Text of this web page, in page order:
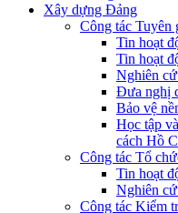
Xây dựng Đảng
Công tác Tuyên
Tin hoạt
Tin hoạt
Nghiên
Đưa nghị
Bảo vệ
Học tập
cách Hồ
Công tác Tổ
Tin hoạt
Nghiên
Công tác Kiểm